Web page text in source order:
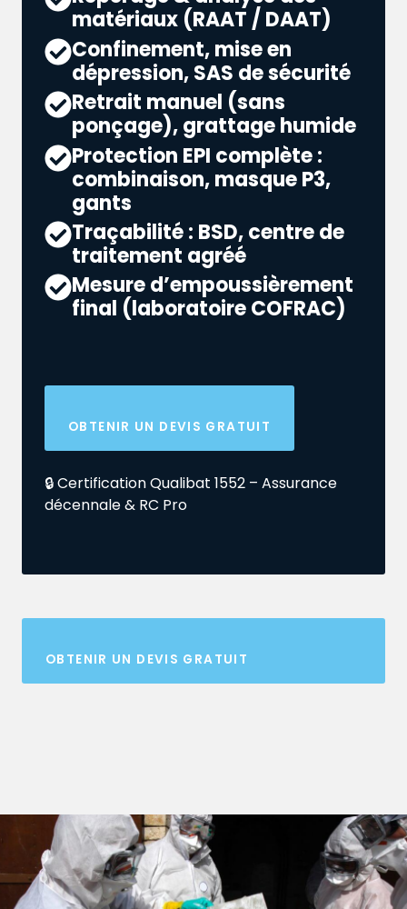
matériaux (RAAT / DAAT)
Confinement, mise en
dépression, SAS de sécurité
Retrait manuel (sans
ponçage), grattage humide
Protection EPI complète :
combinaison, masque P3,
gants
Traçabilité : BSD, centre de
traitement agréé
Mesure d’empoussièrement
final (laboratoire COFRAC)
OBTENIR UN DEVIS GRATUIT
🔒 Certification Qualibat 1552 – Assurance
décennale & RC Pro
OBTENIR UN DEVIS GRATUIT